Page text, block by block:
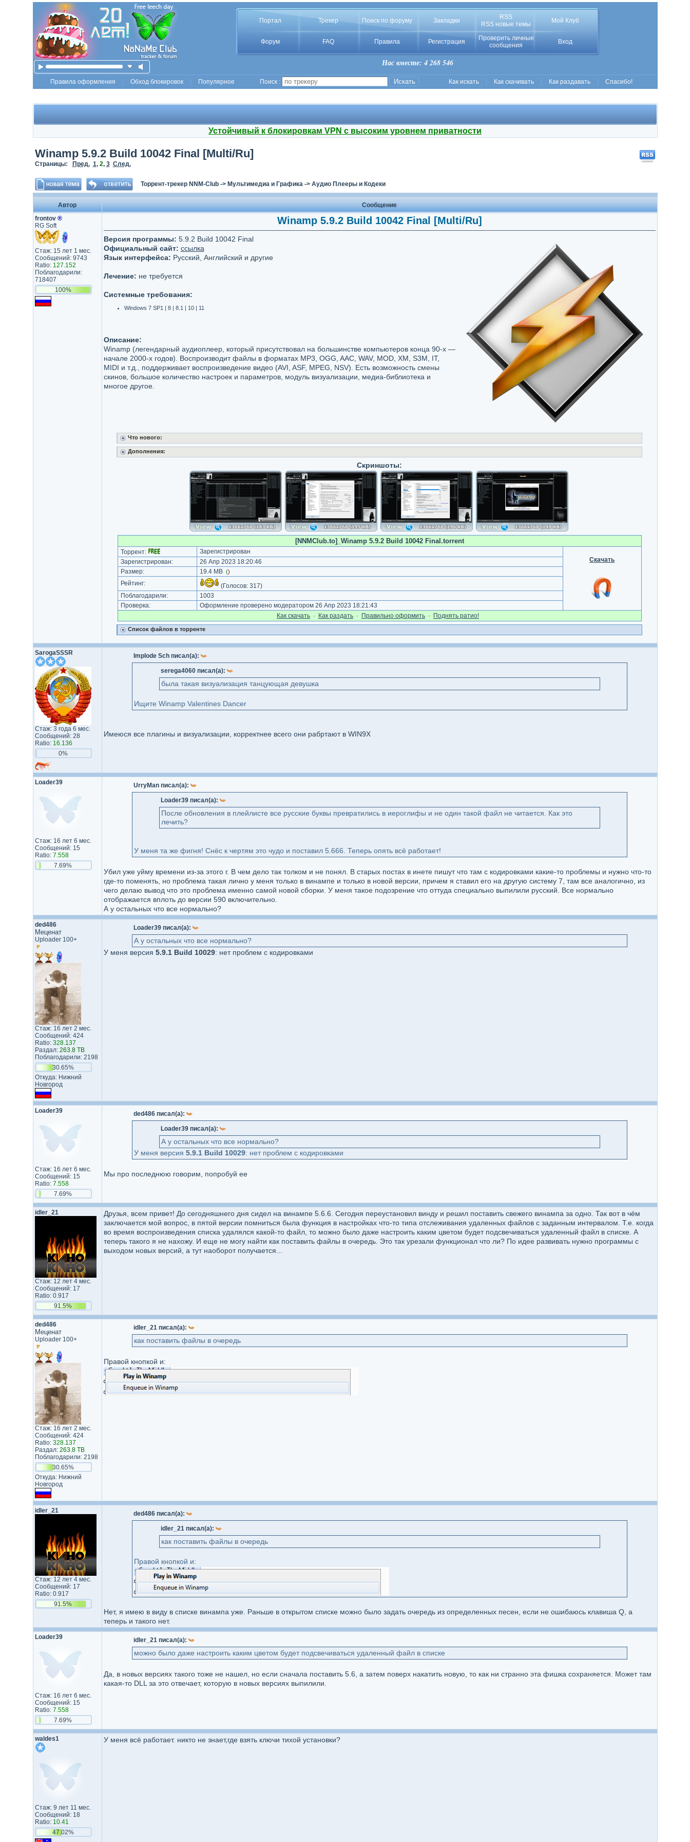
Портал Трекер Поиск по форуму Закладки
RSS
RSS новые темы
Мой Клуб
Форум FAQ Правила Регистрация
Проверить личные
сообщения
Вход
Нас вместе: 4 268 546
Правила оформления Обход блокировок Популярное Поиск : Как искать Как скачивать Как раздавать Спасибо!
Устойчивый к блокировкам VPN с высоким уровнем приватности
Winamp 5.9.2 Build 10042 Final [Multi/Ru]
Страницы: Пред. 1, 2, 3 След.
Торрент-трекер NNM-Club-> Мультимедиа и Графика-> Аудио Плееры и Кодеки
Автор
Сообщение
frontov ®
RG Soft
Стаж: 15 лет 1 мес.
Сообщений: 9743
Ratio: 127.152
Поблагодарили:
718407
100%
Winamp 5.9.2 Build 10042 Final [Multi/Ru]
Версия программы: 5.9.2 Build 10042 Final
Официальный сайт: ссылка
Язык интерфейса: Русский, Английский и другие
Лечение: не требуется
Системные требования:
Windows 7 SP1 | 8 | 8.1 | 10 | 11
Описание:
Winamp (легендарный аудиоплеер, который присутствовал на большинстве компьютеров конца 90-х —
начале 2000-х годов). Воспроизводит файлы в форматах MP3, OGG, AAC, WAV, MOD, XM, S3M, IT,
MIDI и т.д., поддерживает воспроизведение видео (AVI, ASF, MPEG, NSV). Есть возможность смены
скинов, большое количество настроек и параметров, модуль визуализации, медиа-библиотека и
многое другое.
Что нового:
Дополнения:
Скриншоты:
[NNMClub.to]_Winamp 5.9.2 Build 10042 Final.torrent
Торрент:
Зарегистрирован
Скачать
Зарегистрирован:
26 Апр 2023 18:20:46
Размер:
19.4 MB ()
Рейтинг: (Голосов: 317)
Поблагодарили:
1003
Проверка:
Оформление проверено модератором 26 Апр 2023 18:21:43
Как cкачать · Как раздать · Правильно оформить · Поднять ратио!
Список файлов в торренте
SarogaSSSR
Стаж: 3 года 6 мес.
Сообщений: 28
Ratio: 16.136
0%
Implode Sch писал(а):
serega4060 писал(а):
была такая визуализация танцующая девушка
Ищите Winamp Valentines Dancer
Имеюся все плагины и визуализации, корректнее всего они рабртают в WIN9X
Loader39
Стаж: 16 лет 6 мес.
Сообщений: 15
Ratio: 7.558
7.69%
UrryMan писал(а):
Loader39 писал(а):
После обновления в плейлисте все русские буквы превратились в иероглифы и не один такой файл не читается. Как это
лечить?
У меня та же фигня! Снёс к чертям это чудо и поставил 5.666. Теперь опять всё работает!
Убил уже уйму времени из-за этого г. В чем дело так толком и не понял. В старых постах в инете пишут что там с кодировками какие-то проблемы и нужно что-то
где-то поменять, но проблема такая лично у меня только в винампе и только в новой версии, причем я ставил его на другую систему 7, там все аналогично, из
чего делаю вывод что это проблема именно самой новой сборки. У меня такое подозрение что оттуда специально выпилили русский. Все нормально
отображается вплоть до версии 590 включительно.
А у остальных что все нормально?
ded486
Меценат
Uploader 100+
Стаж: 16 лет 2 мес.
Сообщений: 424
Ratio: 328.137
Раздал: 263.8 TB
Поблагодарили: 2198
30.65%
Откуда: Нижний
Новгород
Loader39 писал(а):
А у остальных что все нормально?
У меня версия 5.9.1 Build 10029: нет проблем с кодировками
Loader39
Стаж: 16 лет 6 мес.
Сообщений: 15
Ratio: 7.558
7.69%
ded486 писал(а):
Loader39 писал(а):
А у остальных что все нормально?
У меня версия 5.9.1 Build 10029: нет проблем с кодировками
Мы про последнюю говорим, попробуй ее
idler_21
Стаж: 12 лет 4 мес.
Сообщений: 17
Ratio: 0.917
91.5%
Друзья, всем привет! До сегодняшнего дня сидел на винампе 5.6.6. Сегодня переустановил винду и решил поставить свежего винампа за одно. Так вот в чём
заключается мой вопрос, в пятой версии помниться была функция в настройках что-то типа отслеживания удаленных файлов с заданным интервалом. Т.е. когда
во время воспроизведения списка удалялся какой-то файл, то можно было даже настроить каким цветом будет подсвечиваться удаленный файл в списке. А
теперь такого я не нахожу. И еще не могу найти как поставить файлы в очередь. Это так урезали функционал что ли? По идее развивать нужно программы с
выходом новых версий, а тут наоборот получается...
ded486
Меценат
Uploader 100+
Стаж: 16 лет 2 мес.
Сообщений: 424
Ratio: 328.137
Раздал: 263.8 TB
Поблагодарили: 2198
30.65%
Откуда: Нижний
Новгород
idler_21 писал(а):
как поставить файлы в очередь
Правой кнопкой и:
idler_21
Стаж: 12 лет 4 мес.
Сообщений: 17
Ratio: 0.917
91.5%
ded486 писал(а):
idler_21 писал(а):
как поставить файлы в очередь
Правой кнопкой и:
Нет, я имею в виду в списке винампа уже. Раньше в открытом списке можно было задать очередь из определенных песен, если не ошибаюсь клавиша Q, а
теперь и такого нет.
Loader39
Стаж: 16 лет 6 мес.
Сообщений: 15
Ratio: 7.558
7.69%
idler_21 писал(а):
можно было даже настроить каким цветом будет подсвечиваться удаленный файл в списке
Да, в новых версиях такого тоже не нашел, но если сначала поставить 5.6, а затем поверх накатить новую, то как ни странно эта фишка сохраняется. Может там
какая-то DLL за это отвечает, которую в новых версиях выпилили.
waldes1
Стаж: 9 лет 11 мес.
Сообщений: 18
Ratio: 10.41
47.02%
У меня всё работает. никто не знает,где взять ключи тихой установки?